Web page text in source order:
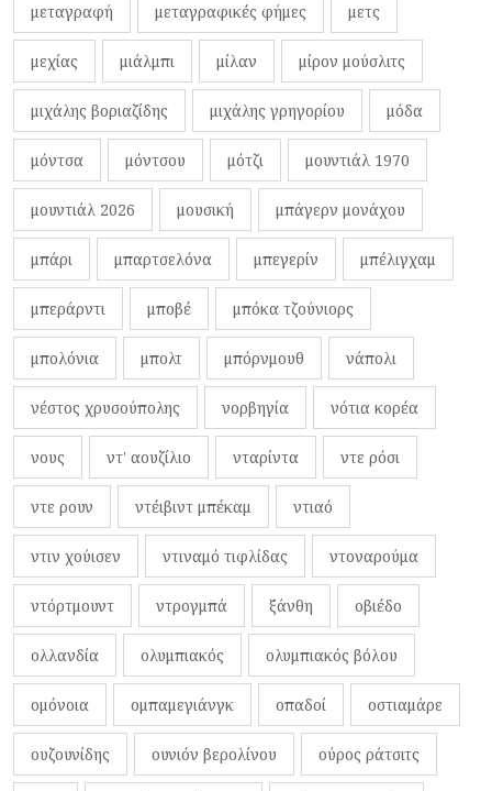
μεταγραφή μεταγραφικές φήμες μετς
μεχίας μιάλμπι μίλαν μίρον μούσλιτς
μιχάλης βοριαζίδης μιχάλης γρηγορίου μόδα
μόντσα μόντσου μότζι μουντιάλ 1970
μουντιάλ 2026 μουσική μπάγερν μονάχου
μπάρι μπαρτσελόνα μπεγερίν μπέλιγχαμ
μπεράρντι μποβέ μπόκα τζούνιορς
μπολόνια μπολτ μπόρνμουθ νάπολι
νέστος χρυσούπολης νορβηγία νότια κορέα
νους ντ' αουζίλιο νταρίντα ντε ρόσι
ντε ρουν ντέιβιντ μπέκαμ ντιαό
ντιν χούισεν ντιναμό τιφλίδας ντοναρούμα
ντόρτμουντ ντρογμπά ξάνθη οβιέδο
ολλανδία ολυμπιακός ολυμπιακός βόλου
ομόνοια ομπαμεγιάνγκ οπαδοί οστιαμάρε
ουζουνίδης ουνιόν βερολίνου ούρος ράτσιτς